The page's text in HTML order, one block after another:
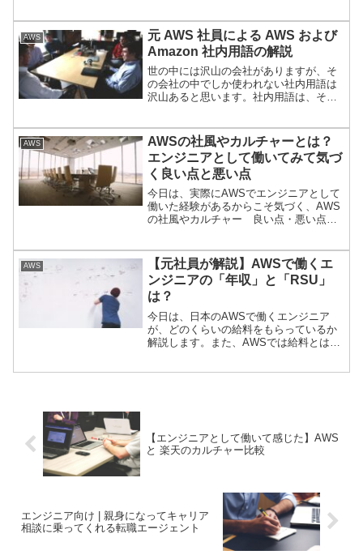
ンとか、バーチャルネットワーク、EC2
等のベーシックな内容が中心です。新し
めのサーバレスとかマシンラーニング等
は入ってません。早速いってみましょ
う。
AWS
元 AWS 社員による AWS および
Amazon 社内用語の解説
世の中には沢山の会社がありますが、そ
の会社の中でしか使われない社内用語は
沢山あると思います。社内用語は、その
ね。私はエンジニアとして AWS やヤフ
ーや楽天やスタートアップ等で働いた経
験があります。その中でもAWSは際立っ
て個性的な社内用語や文化を持っている
と感じました。今日は、そんなAWS で使
われている社内用語を紹介していきたい
と思います。（ちょっとふざけた説明も
あります）一般的に使われている用語か
まで紹介していきます。AWS に入ったば
かりの方や外資系企業に入ったばかりの
方は、知らない用語もあると思うので一
通り目を通していただくと参考になると
思います（中にはまったく参考にならな
い解説もありますがクスっと笑ってもら
えると嬉しいです）。
AWS
AWSの社風やカルチャーとは？
エンジニアとして働いてみて気づ
く良い点と悪い点
今日は、実際にAWSでエンジニアとして
働いた経験があるからこそ気づく、AWS
の社風やカルチャー 良い点・悪い点な
AWS
【元社員が解説】AWSで働くエ
ンジニアの「年収」と「RSU」
は？
今日は、日本のAWSで働くエンジニア
が、どのくらいの給料をもらっているか
解説します。また、AWSでは給料とは別
【エンジニアとして働いて感じた】AWS
と 楽天のカルチャー比較
エンジニア向け | 親身になってキャリア
相談に乗ってくれる転職エージェント